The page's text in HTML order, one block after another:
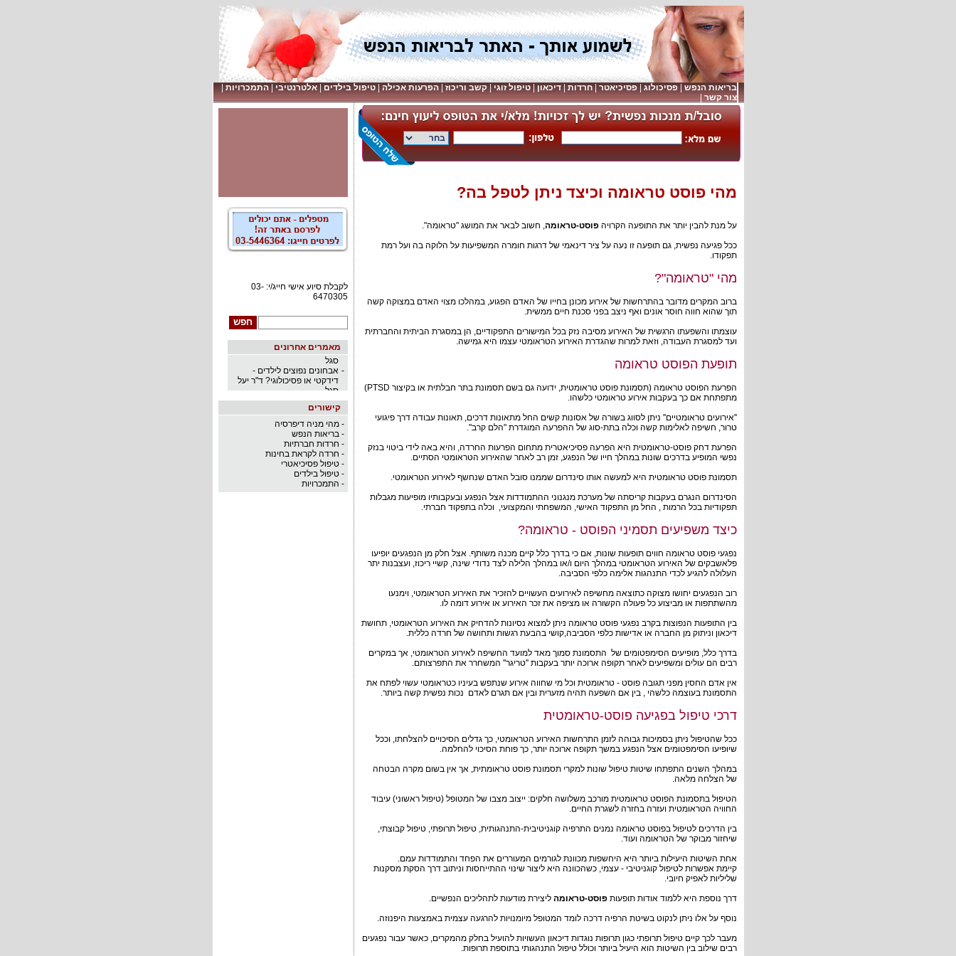
בריאות הנפש|פסיכולוג|פסיכיאטר|חרדות|דיכאון|טיפול זוגי|קשב וריכוז|הפרעות אכילה|טיפול בילדים|אלטרנטיבי|התמכרויות|
צור קשר|
מהי פוסט טראומה וכיצד ניתן לטפל בה?
על מנת להבין יותר את התופעה הקרויהפוסט-טראומה, חשוב לבאר את המושג "טראומה".
ככל פגיעה נפשית, גם תופעה זו נעה על ציר דינאמי של דרגות חומרה המשפיעות על הלוקה בה ועל רמת
תפקודו.
מהי "טראומה"?
ברוב המקרים מדובר בהתרחשות של אירוע מכונן בחייו של האדם הפגוע, במהלכו מצוי האדם במצוקה קשה
תוך שהוא חווה חוסר אונים ואף ניצב בפני סכנת חיים ממשית.
עוצמתו והשפעתו הרגשית של האירוע מסיבה נזק בכל המישורים התפקודיים, הן במסגרת הביתית והחברתית
ועד למסגרת העבודה, וזאת למרות שהגדרת האירוע הטראומטי עצמו היא גמישה.
תופעת הפוסט טראומה
הפרעת הפוסט טראומה (תסמונת פוסט טראומטית, ידועה גם בשם תסמונת בתר חבלתית או בקיצור PTSD)
מתפתחת אם כך בעקבות אירוע טראומטי כלשהו.
''אירועים טראומטיים'' ניתן לסווג בשורה של אסונות קשים החל מתאונות דרכים, תאונות עבודה דרך פיגועי
טרור, חשיפה לאלימות קשה וכלה בתת-סוג של ההפרעה המוגדרת "הלם קרב".
הפרעת דחק פוסט-טראומטית היא הפרעה פסיכיאטרית מתחום הפרעות החרדה, והיא באה לידי ביטוי בנזק
נפשי המופיע בדרכים שונות במהלך חייו של הנפגע, זמן רב לאחר שהאירוע הטראומטי הסתיים.
תסמונת פוסט טראומטית היא למעשה אותו סינדרום שממנו סובל האדם שנחשף לאירוע הטראומטי.
הסינדרום הנגרם בעקבות קריסתה של מערכת מנגנוני ההתמודדות אצל הנפגע ובעקבותיו מופיעות מגבלות
תפקודיות בכל הרמות , החל מן התפקוד האישי, המשפחתי והמקצועי, וכלה בתפקוד חברתי.
כיצד משפיעים תסמיני הפוסט - טראומה?
נפגעי פוסט טראומה חווים תופעות שונות, אם כי בדרך כלל קיים מכנה משותף. אצל חלק מן הנפגעים יופיעו
פלאשבקים של האירוע הטראומטי במהלך היום ו/או במהלך הלילה לצד נדודי שינה, קשיי ריכוז, ועצבנות יתר
העלולה להגיע לכדי התנהגות אלימה כלפי הסביבה.
רוב הנפגעים יחושו מצוקה כתוצאה מחשיפה לאירועים העשויים להזכיר את האירוע הטראומטי, וימנעו
מהשתתפות או מביצוע כל פעולה הקשורה או מציפה את זכר האירוע או אירוע דומה לו.
בין התופעות הנפוצות בקרב נפגעי פוסט טראומה ניתן למצוא נסיונות להדחיק את האירוע הטראומטי, תחושת
דיכאון וניתוק מן החברה או אדישות כלפי הסביבה,קושי בהבעת רגשות ותחושה של חרדה כללית.
בדרך כלל, מופיעים הסימפטומים של התסמונת סמוך מאד למועד החשיפה לאירוע הטראומטי, אך במקרים
רבים הם עולים ומשפיעים לאחר תקופה ארוכה יותר בעקבות ''טריגר'' המשחרר את התפרצותם.
אין אדם החסין מפני תגובה פוסט - טראומטית וכל מי שחווה אירוע שנתפש בעיניו כטראומטי עשוי לפתח את
התסמונת בעוצמה כלשהי , בין אם השפעה תהיה מזערית ובין אם תגרם לאדם נכות נפשית קשה ביותר.
דרכי טיפול בפגיעה פוסט-טראומטית
ככל שהטיפול ניתן בסמיכות גבוהה לזמן התרחשות האירוע הטראומטי, כך גדלים הסיכויים להצלחתו, וככל
שיופיעו הסימפטומים אצל הנפגע במשך תקופה ארוכה יותר, כך פוחת הסיכוי להחלמה.
במהלך השנים התפתחו שיטות טיפול שונות למקרי תסמונת פוסט טראומתית, אך אין בשום מקרה הבטחה
של הצלחה מלאה.
הטיפול בתסמונת הפוסט טראומטית מורכב משלושה חלקים: ייצוב מצבו של המטופל (טיפול ראשוני) עיבוד
החוויה הטראומטית ועזרה בחזרה לשגרת החיים.
בין הדרכים לטיפול בפוסט טראומה נמנים התרפיה קוגניטיבית-התנהגותית, טיפול תרופתי, טיפול קבוצתי,
שיחזור מבוקר של הטראומה ועוד.
אחת השיטות היעילות ביותר היא היחשפות מכוונת לגורמים המעוררים את הפחד והתמודדות עמם.
קיימת אפשרות לטיפול קוגניטיבי - עצמי, כשהכוונה היא ליצור שינוי ההתייחסות וניתוב דרך הסקת מסקנות
שליליות לאפיק חיובי.
דרך נוספת היא ללמוד אודות תופעותפוסט-טראומה ליצירת מודעות לתהליכים הנפשיים.
נוסף על אלו ניתן לנקוט בשיטת הרפיה דרכה לומד המטופל מיומנויות להרגעה עצמית באמצעות היפנוזה.
מעבר לכך קייםטיפול תרופתי כגון תרופות נוגדות דיכאון העשויות להועיל בחלק מהמקרים, כאשר עבור נפגעים
רבים שילוב בין השיטות הוא היעיל ביותר וכולל טיפול התנהגותי בתוספת תרופות.
לקבלת סיוע אישי חייג/י: 03-
6470305
מאמרים אחרונים
- איך מפנים בן או בת משפחה
לטיפול פסיכולוגי?
דיכאון בקרב בני נוער - ד"ר יעל
סגל
אבחונים נפוצים לילדים -
דידקטי או פסיכולוגי? ד"ר יעל
סגל
בהפרעת ADHD
- תופעות לוואי של ריטלין
- ד"ר יעל סגל
- פסיכותרפיה
- אילן טל
קישורים
-מהי מניה דיפרסיה
-בריאות הנפש
- חרדות חברתיות
- חרדה לקראת בחינות
-טיפול פסיכיאטרי
-טיפול בילדים
- התמכרויות